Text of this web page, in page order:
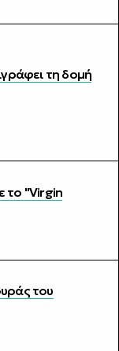
τη δομή
το "Virgin
του